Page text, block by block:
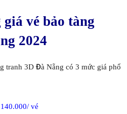
vé bảo tàng
2024
tranh 3D Đà Nẵng có 3 mức giá phổ
vé